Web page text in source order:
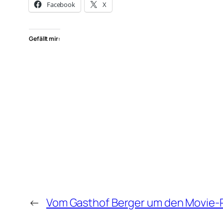
Facebook X
Gefällt mir:
← Vom Gasthof Berger um den Movie-